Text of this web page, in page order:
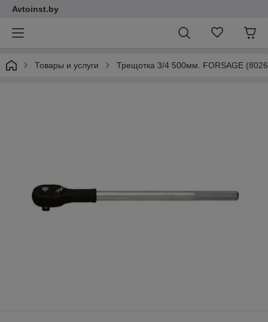
Avtoinst.by
Товары и услуги Трещотка 3/4 500мм. FORSAGE